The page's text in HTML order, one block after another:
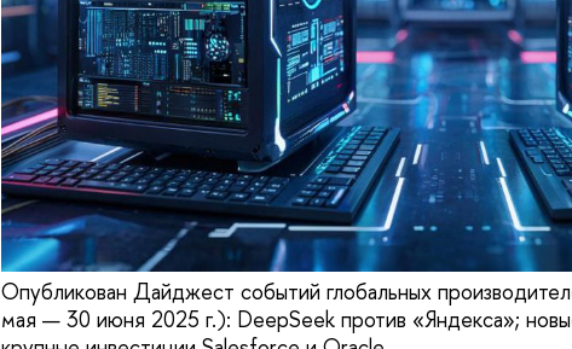
Опубликован Дайджест событий глобальных
мая — 30 июня 2025 г.): DeepSeek против «Яндекса»;